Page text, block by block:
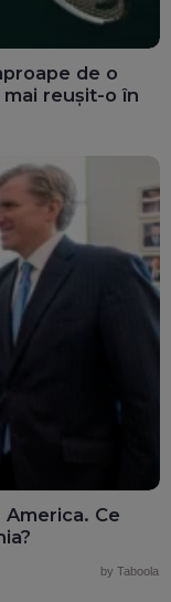
de o
reușit-o în
Ce
by Taboola